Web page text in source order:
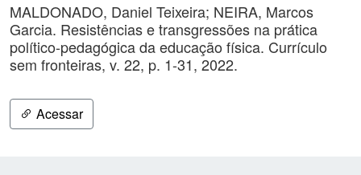
MALDONADO, Daniel Teixeira; NEIRA, Marcos
Garcia. Resistências e transgressões na prática
político-pedagógica da educação física. Currículo
sem fronteiras, v. 22, p. 1-31, 2022.
Acessar